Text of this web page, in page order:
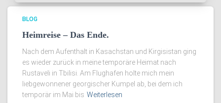
BLOG
Heimreise – Das Ende.
Nach dem Aufenthalt in Kasachstan und Kirgisistan ging
es wieder zurück in meine temporäre Heimat nach
Rustaveli in Tbilisi. Am Flughafen holte mich mein
liebgewonnener georgischer Kumpel ab, bei dem ich
temporär im Mai bis Weiterlesen